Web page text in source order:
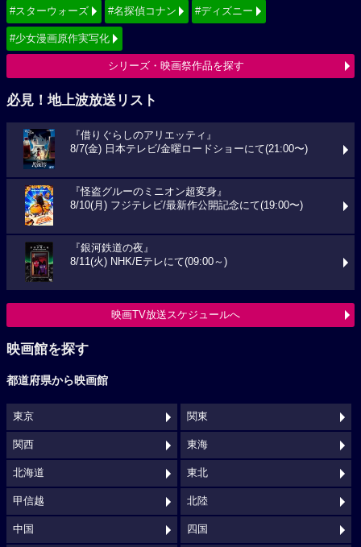
#スターウォーズ #名探偵コナン #ディズニー
#少女漫画原作実写化
シリーズ・映画祭作品を探す
必見！地上波放送リスト
『借りぐらしのアリエッティ』
8/7(金) 日本テレビ/金曜ロードショーにて(21:00〜)
『怪盗グルーのミニオン超変身』
8/10(月) フジテレビ/最新作公開記念にて(19:00〜)
『銀河鉄道の夜』
8/11(火) NHK/Eテレにて(09:00～)
映画TV放送スケジュールへ
映画館を探す
都道府県から映画館
東京 関東
関西 東海
北海道 東北
甲信越 北陸
中国 四国